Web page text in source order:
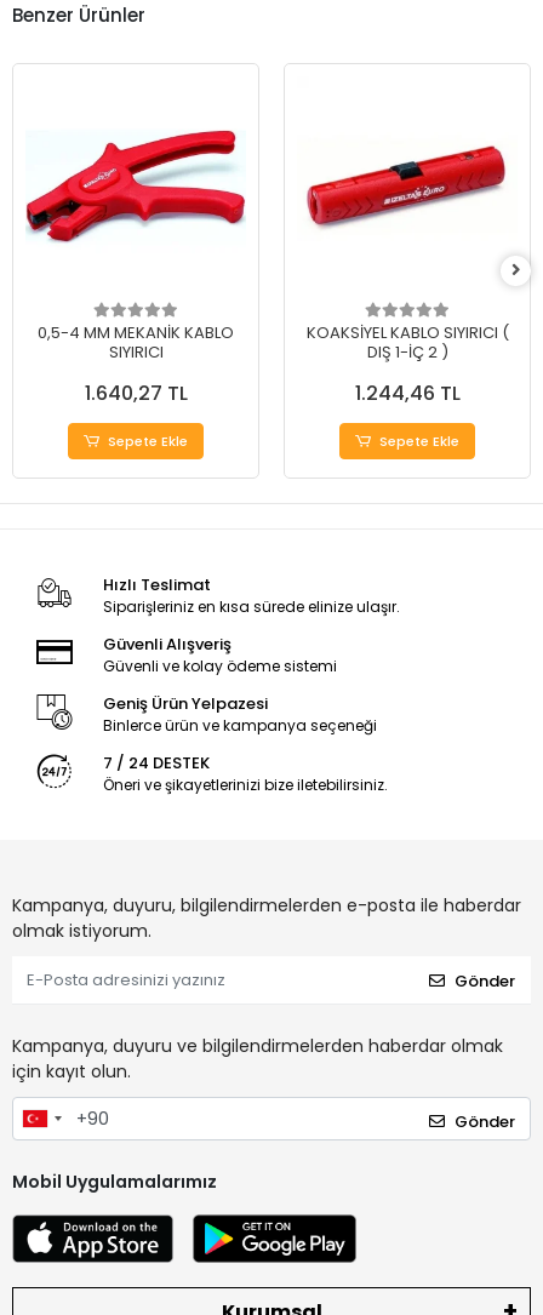
Benzer Ürünler
0,5-4 MM MEKANİK KABLO
SIYIRICI
1.640,27 TL
Sepete Ekle
KOAKSİYEL KABLO SIYIRICI (
DIŞ 1-İÇ 2 )
1.244,46 TL
Sepete Ekle
Hızlı Teslimat
Siparişleriniz en kısa sürede elinize ulaşır.
Güvenli Alışveriş
Güvenli ve kolay ödeme sistemi
Geniş Ürün Yelpazesi
Binlerce ürün ve kampanya seçeneği
7 / 24 DESTEK
Öneri ve şikayetlerinizi bize iletebilirsiniz.
Kampanya, duyuru, bilgilendirmelerden e-posta ile haberdar
olmak istiyorum.
Gönder
Kampanya, duyuru ve bilgilendirmelerden haberdar olmak
için kayıt olun.
Gönder
Mobil Uygulamalarımız